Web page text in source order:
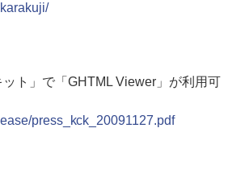
ト」で「GHTML Viewer」が利用可
press_kck_20091127.pdf